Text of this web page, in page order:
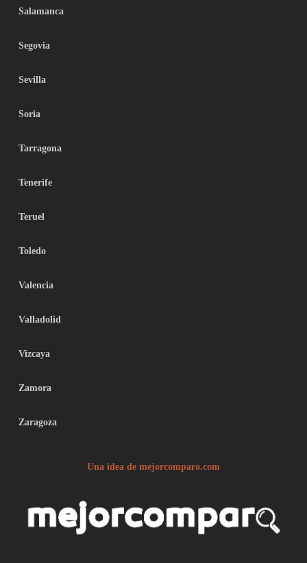
Salamanca
Segovia
Sevilla
Soria
Tarragona
Tenerife
Teruel
Toledo
Valencia
Valladolid
Vizcaya
Zamora
Zaragoza
Una idea de mejorcomparo.com